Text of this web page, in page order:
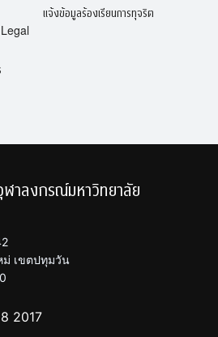
Legal
แจ้งข้อมูลร้องเรียนการทุจริต
ฬาลงกรณ์มหาวิทยาลัย
เขตปทุมวัน
2017